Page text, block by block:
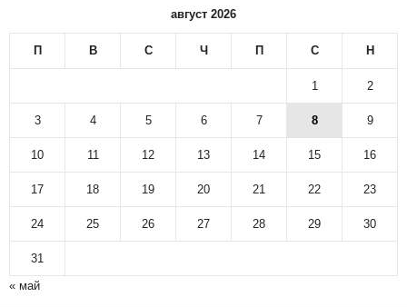
август 2026
П В С Ч П С Н
1 2
3 4 5 6 7 8 9
10 11 12 13 14 15 16
17 18 19 20 21 22 23
24 25 26 27 28 29 30
31
« май